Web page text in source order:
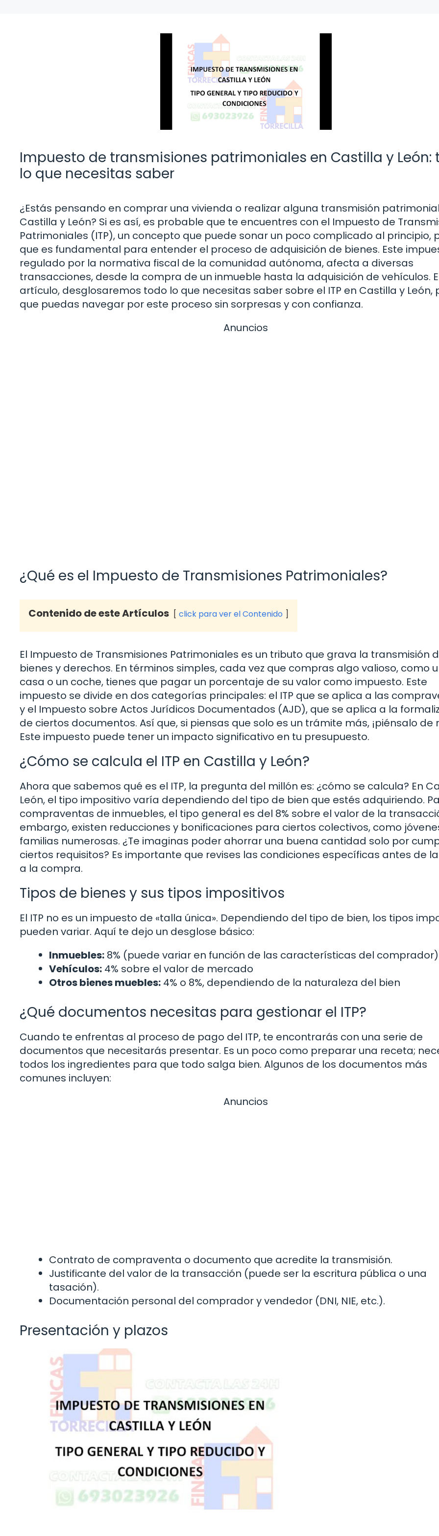
Impuesto de transmisiones patrimoniales en Castilla y León:
lo que necesitas saber
¿Estás pensando en comprar una vivienda o realizar alguna transmisión
Castilla y León? Si es así, es probable que te encuentres con el Impuesto de
Patrimoniales (ITP), un concepto que puede sonar un poco complicado al principio,
que es fundamental para entender el proceso de adquisición de bienes. Este
regulado por la normativa fiscal de la comunidad autónoma, afecta a diversas
transacciones, desde la compra de un inmueble hasta la adquisición de vehículos.
artículo, desglosaremos todo lo que necesitas saber sobre el ITP en Castilla y León,
que puedas navegar por este proceso sin sorpresas y con confianza.
Anuncios
¿Qué es el Impuesto de Transmisiones Patrimoniales?
Contenido de este Artículos click para ver el Contenido
El Impuesto de Transmisiones Patrimoniales es un tributo que grava la transmisión
bienes y derechos. En términos simples, cada vez que compras algo valioso, como
casa o un coche, tienes que pagar un porcentaje de su valor como impuesto. Este
impuesto se divide en dos categorías principales: el ITP que se aplica a las
y el Impuesto sobre Actos Jurídicos Documentados (AJD), que se aplica a la
de ciertos documentos. Así que, si piensas que solo es un trámite más, ¡piénsalo de
Este impuesto puede tener un impacto significativo en tu presupuesto.
¿Cómo se calcula el ITP en Castilla y León?
Ahora que sabemos qué es el ITP, la pregunta del millón es: ¿cómo se calcula? En
León, el tipo impositivo varía dependiendo del tipo de bien que estés adquiriendo.
compraventas de inmuebles, el tipo general es del 8% sobre el valor de la
embargo, existen reducciones y bonificaciones para ciertos colectivos, como
familias numerosas. ¿Te imaginas poder ahorrar una buena cantidad solo por
ciertos requisitos? Es importante que revises las condiciones específicas antes de
a la compra.
Tipos de bienes y sus tipos impositivos
El ITP no es un impuesto de «talla única». Dependiendo del tipo de bien, los tipos
pueden variar. Aquí te dejo un desglose básico:
Inmuebles: 8% (puede variar en función de las características del comprador)
Vehículos: 4% sobre el valor de mercado
Otros bienes muebles: 4% o 8%, dependiendo de la naturaleza del bien
¿Qué documentos necesitas para gestionar el ITP?
Cuando te enfrentas al proceso de pago del ITP, te encontrarás con una serie de
documentos que necesitarás presentar. Es un poco como preparar una receta;
todos los ingredientes para que todo salga bien. Algunos de los documentos más
comunes incluyen:
Anuncios
Contrato de compraventa o documento que acredite la transmisión.
Justificante del valor de la transacción (puede ser la escritura pública o una
tasación).
Documentación personal del comprador y vendedor (DNI, NIE, etc.).
Presentación y plazos